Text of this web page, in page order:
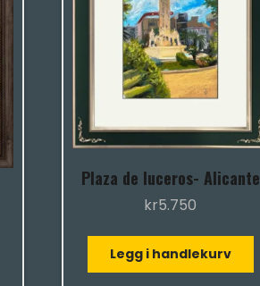
Plaza de luceros- Alicante
kr5.750
Legg i handlekurv